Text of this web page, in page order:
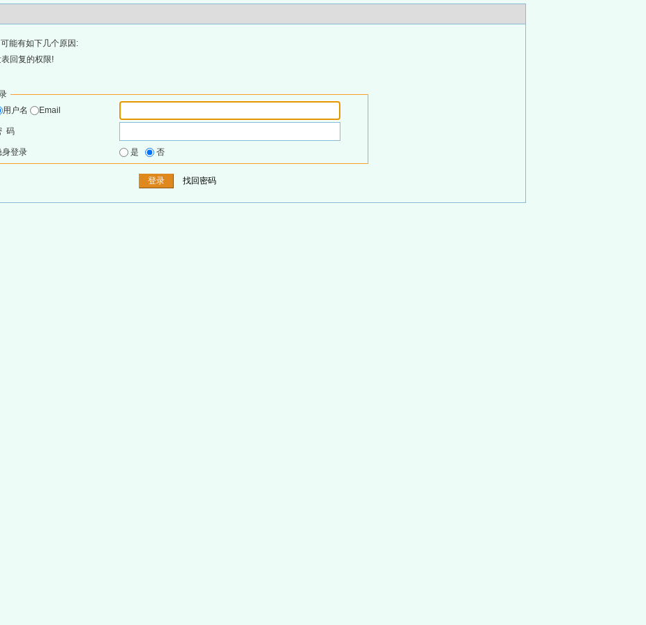
能有如下几个原因:
回复的权限!
用户名
Email
码
身登录 是 否
找回密码